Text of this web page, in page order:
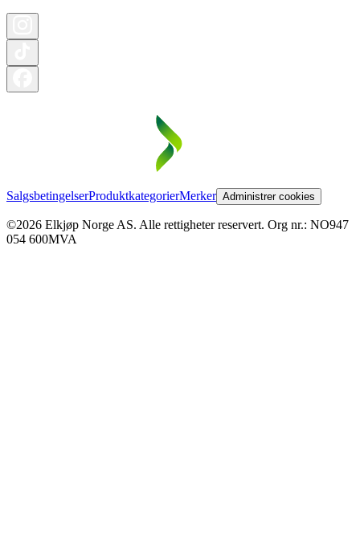
SalgsbetingelserProduktkategorierMerker Administrer cookies
©2026 Elkjøp Norge AS. Alle rettigheter reservert. Org nr.: NO947
054 600MVA